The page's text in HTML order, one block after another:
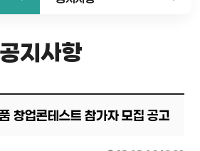
공지사항
창업콘테스트 참가자 모집 공고